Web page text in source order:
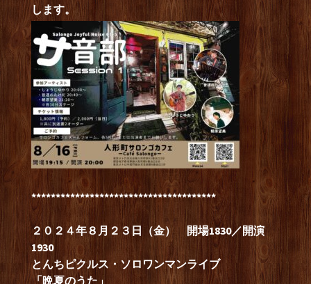
します。
**************************************
２０２４年８月２３日 （金） 開場1830／開演
1930
とんちピクルス・ソロワンマンライブ
「晩夏のうた」